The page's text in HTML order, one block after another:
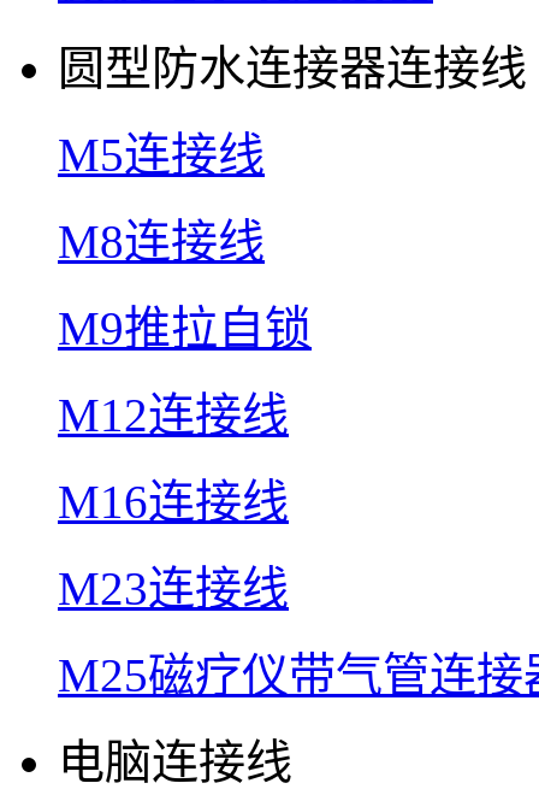
圆型防水连接器连接线
M5连接线
M8连接线
M9推拉自锁
M12连接线
M16连接线
M23连接线
M25磁疗仪带气管连接
电脑连接线